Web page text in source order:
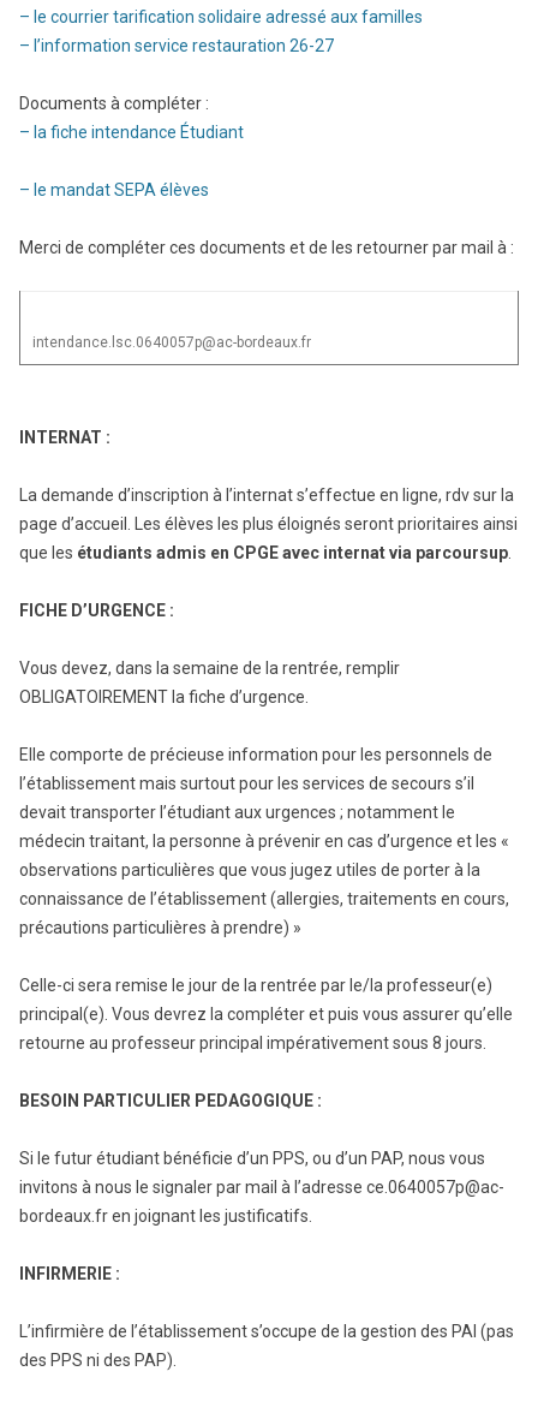
– le courrier tarification solidaire adressé aux familles
– l’information service restauration 26-27
Documents à compléter :
– la fiche intendance Étudiant
– le mandat SEPA élèves
Merci de compléter ces documents et de les retourner par mail à :
intendance.lsc.0640057p@ac-bordeaux.fr
INTERNAT :
La demande d’inscription à l’internat s’effectue en ligne, rdv sur la
page d’accueil. Les élèves les plus éloignés seront prioritaires ainsi
que les étudiants admis en CPGE avec internatvia parcoursup
FICHE D’URGENCE :
Vous devez, dans la semaine de la rentrée, remplir
OBLIGATOIREMENT la fiche d’urgence.
Elle comporte de précieuse information pour les personnels de
l’établissement mais surtout pour les services de secours s’il
devait transporter l’étudiant aux urgences ; notamment le
médecin traitant, la personne à prévenir en cas d’urgence et les «
observations particulières que vous jugez utiles de porter à la
connaissance de l’établissement (allergies, traitements en cours,
précautions particulières à prendre) »
Celle-ci sera remise le jour de la rentrée par le/la professeur(e)
principal(e). Vous devrez la compléter et puis vous assurer qu’elle
retourne au professeur principal impérativement sous 8 jours.
BESOIN PARTICULIER PEDAGOGIQUE :
Si le futur étudiant bénéficie d’un PPS, ou d’un PAP, nous vous
invitons à nous le signaler par mail à l’adresse ce.0640057p@ac-
bordeaux.fr en joignant les justificatifs.
INFIRMERIE :
L’infirmière de l’établissement s’occupe de la gestion des PAI (pas
des PPS ni des PAP).